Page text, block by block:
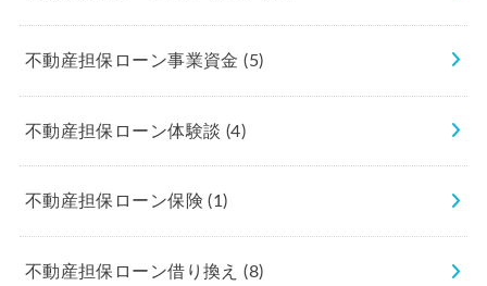
不動産担保ローン事業資金(5)
不動産担保ローン体験談 (4)
不動産担保ローン保険(1)
不動産担保ローン借り換え(8)